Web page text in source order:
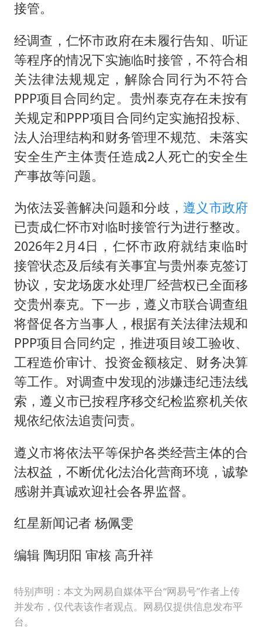
接管。
经调查，仁怀市政府在未履行告知、听证
等程序的情况下实施临时接管，不符合相
关法律法规规定，解除合同行为不符合
PPP项目合同约定。贵州泰克存在未按有
关规定和PPP项目合同约定实施招投标、
法人治理结构和财务管理不规范、未落实
安全生产主体责任造成2人死亡的安全生
产事故等问题。
为依法妥善解决问题和分歧，遵义市政府
已责成仁怀市对临时接管行为进行整改。
2026年2月4日，仁怀市政府就结束临时
接管状态及后续有关事宜与贵州泰克签订
协议，安龙场废水处理厂经营权已全面移
交贵州泰克。下一步，遵义市联合调查组
将督促各方当事人，根据有关法律法规和
PPP项目合同约定，推进项目竣工验收、
工程造价审计、投资金额核定、财务决算
等工作。对调查中发现的涉嫌违纪违法线
索，遵义市已按程序移交纪检监察机关依
规依纪依法追责问责。
遵义市将依法平等保护各类经营主体的合
法权益，不断优化法治化营商环境，诚挚
感谢并真诚欢迎社会各界监督。
红星新闻记者 杨佩雯
编辑 陶玥阳 审核 高升祥
特别声明：本文为网易自媒体平台“网易号”作者上传
并发布，仅代表该作者观点。网易仅提供信息发布平
台。